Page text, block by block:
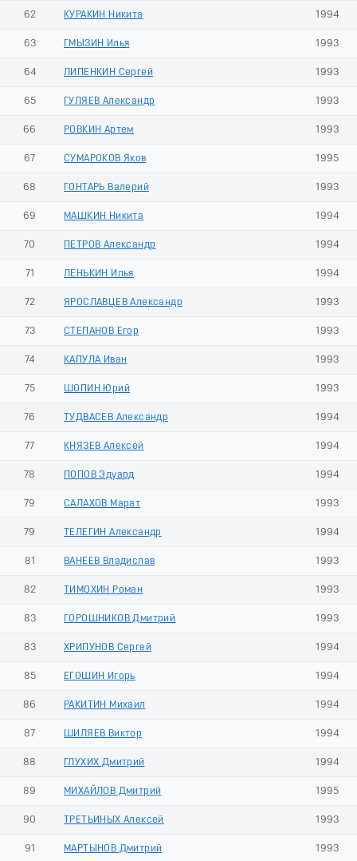
62 КУРАКИН Никита 1994
63 ГМЫЗИН Илья 1993
64 ЛИПЕНКИН Сергей 1993
65 ГУЛЯЕВ Александр 1993
66 РОВКИН Артем 1993
67 СУМАРОКОВ Яков 1995
68 ГОНТАРЬ Валерий 1993
69 МАШКИН Никита 1994
70 ПЕТРОВ Александр 1994
71 ЛЕНЬКИН Илья 1994
72 ЯРОСЛАВЦЕВ Александр 1993
73 СТЕПАНОВ Егор 1993
74 КАПУЛА Иван 1993
75 ШОПИН Юрий 1993
76 ТУДВАСЕВ Александр 1994
77 КНЯЗЕВ Алексей 1994
78 ПОПОВ Эдуард 1994
79 САЛАХОВ Марат 1993
79 ТЕЛЕГИН Александр 1994
81 ВАНЕЕВ Владислав 1993
82 ТИМОХИН Роман 1993
83 ГОРОШНИКОВ Дмитрий 1993
83 ХРИПУНОВ Сергей 1994
85 ЕГОШИН Игорь 1994
86 РАКИТИН Михаил 1994
87 ШИЛЯЕВ Виктор 1994
88 ГЛУХИХ Дмитрий 1994
89 МИХАЙЛОВ Дмитрий 1995
90 ТРЕТЬИНЫХ Алексей 1993
91 МАРТЫНОВ Дмитрий 1993